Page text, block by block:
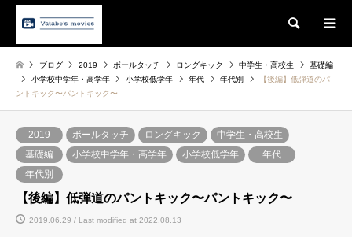
Search
ブログ 2019 ボールタッチ ロングキック 中学生・高校生
基礎編
小学校中学年・高学年
小学校低学年 年代 年代別
【後編】低弾道のパ
ントキック〜パントキック〜
2019 ボールタッチ ロングキック
中学生・高校生
基礎編
小学校中学年・高学年 小学校低学年
年代
年代別
【後編】低弾道のパントキック〜パントキック〜
2019.06.29 / Last modified at 2022.08.13